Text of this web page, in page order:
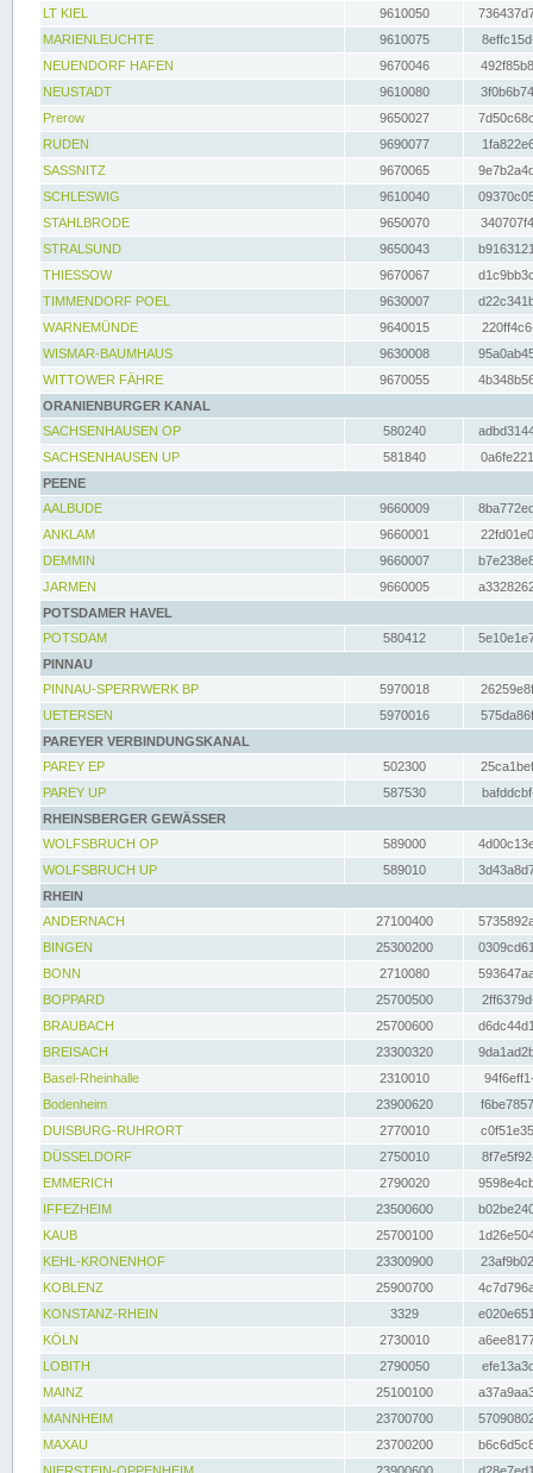
LT KIEL
9610050
MARIENLEUCHTE
9610075
NEUENDORF HAFEN
9670046
NEUSTADT
9610080
Prerow
9650027
RUDEN
9690077
SASSNITZ
9670065
SCHLESWIG
9610040
STAHLBRODE
9650070
STRALSUND
9650043
THIESSOW
9670067
TIMMENDORF POEL
9630007
WARNEMÜNDE
9640015
WISMAR-BAUMHAUS
9630008
WITTOWER FÄHRE
9670055
ORANIENBURGER KANAL
SACHSENHAUSEN OP
580240
SACHSENHAUSEN UP
581840
PEENE
AALBUDE
9660009
ANKLAM
9660001
DEMMIN
9660007
JARMEN
9660005
POTSDAMER HAVEL
POTSDAM
580412
PINNAU
PINNAU-SPERRWERK BP
5970018
UETERSEN
5970016
PAREYER VERBINDUNGSKANAL
PAREY EP
502300
PAREY UP
587530
RHEINSBERGER GEWÄSSER
WOLFSBRUCH OP
589000
WOLFSBRUCH UP
589010
RHEIN
ANDERNACH
27100400
BINGEN
25300200
BONN
2710080
BOPPARD
25700500
BRAUBACH
25700600
BREISACH
23300320
Basel-Rheinhalle
2310010
Bodenheim
23900620
DUISBURG-RUHRORT
2770010
DÜSSELDORF
2750010
EMMERICH
2790020
IFFEZHEIM
23500600
KAUB
25700100
KEHL-KRONENHOF
23300900
KOBLENZ
25900700
KONSTANZ-RHEIN
3329
KÖLN
2730010
LOBITH
2790050
MAINZ
25100100
MANNHEIM
23700700
MAXAU
23700200